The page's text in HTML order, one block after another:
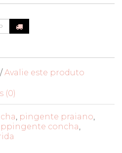
/Avalie este produto
(0)
, pingente praiano,
ppingente concha,